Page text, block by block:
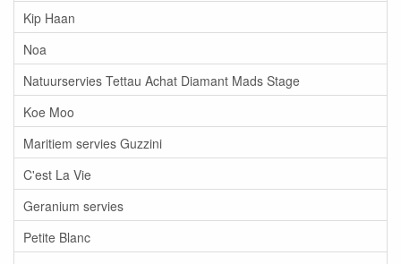
Kip Haan
Noa
Natuurservies Tettau Achat Diamant Mads Stage
Koe Moo
Maritiem servies Guzzini
C'est La Vie
Geranium servies
Petite Blanc